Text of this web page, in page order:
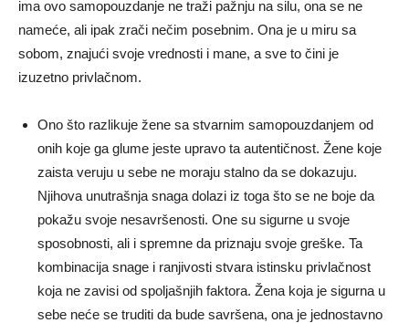
ima ovo samopouzdanje ne traži pažnju na silu, ona se ne
nameće, ali ipak zrači nečim posebnim. Ona je u miru sa
sobom, znajući svoje vrednosti i mane, a sve to čini je
izuzetno privlačnom.
Ono što razlikuje žene sa stvarnim samopouzdanjem od
onih koje ga glume jeste upravo ta autentičnost. Žene koje
zaista veruju u sebe ne moraju stalno da se dokazuju.
Njihova unutrašnja snaga dolazi iz toga što se ne boje da
pokažu svoje nesavršenosti. One su sigurne u svoje
sposobnosti, ali i spremne da priznaju svoje greške. Ta
kombinacija snage i ranjivosti stvara istinsku privlačnost
koja ne zavisi od spoljašnjih faktora. Žena koja je sigurna u
sebe neće se truditi da bude savršena, ona je jednostavno